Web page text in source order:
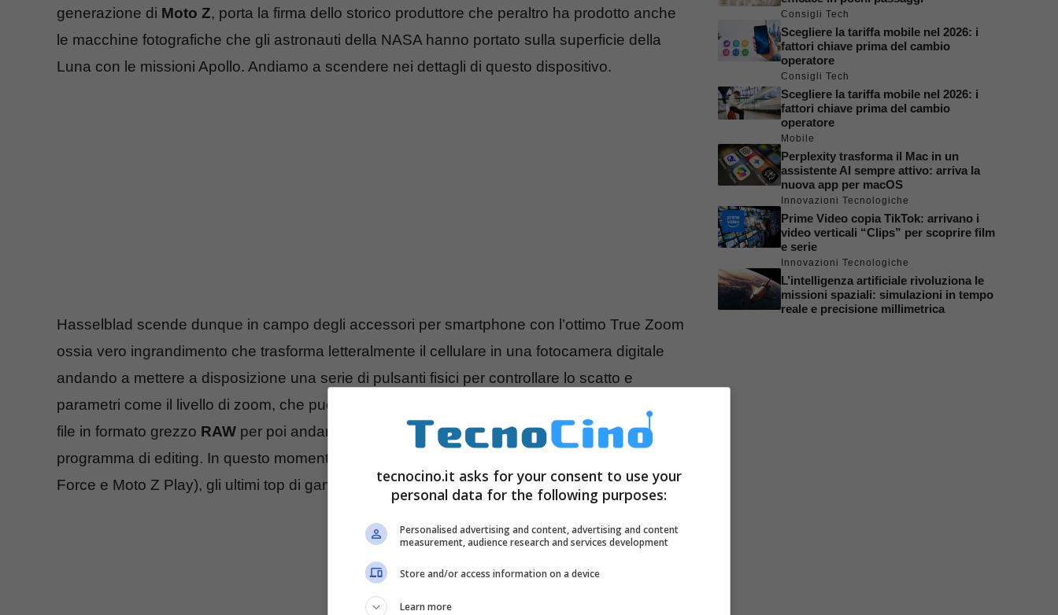
generazione di Moto Z, porta la firma dello storico produttore che peraltro ha prodotto anche
le macchine fotografiche che gli astronauti della NASA hanno portato sulla superficie della
Luna con le missioni Apollo. Andiamo a scendere nei dettagli di questo dispositivo.
Hasselblad scende dunque in campo degli accessori per smartphone con l’ottimo True Zoom
ossia vero ingrandimento che trasforma letteralmente il cellulare in una fotocamera digitale
andando a mettere a disposizione una serie di pulsanti fisici per controllare lo scatto e
parametri come il livello di zoom, che può spingersi fino ai 10x. Sarà inoltre possibile salvare i
file in formato grezzo RAW per poi andarli a gestire e trattare al meglio con un apposito
programma di editing. In questo momento, è compatibile con i Moto Z in lista (Moto Z, Moto Z
Force e Moto Z Play), gli ultimi top di gamma ufficializzati da Lenovo.
Consigli Tech
Scegliere la tariffa mobile nel 2026: i
fattori chiave prima del cambio
operatore
Consigli Tech
Scegliere la tariffa mobile nel 2026: i
fattori chiave prima del cambio
operatore
Mobile
Perplexity trasforma il Mac in un
assistente AI sempre attivo: arriva la
nuova app per macOS
Innovazioni Tecnologiche
Prime Video copia TikTok: arrivano i
video verticali “Clips” per scoprire film
e serie
Innovazioni Tecnologiche
L’intelligenza artificiale rivoluziona le
missioni spaziali: simulazioni in tempo
reale e precisione millimetrica
tecnocino.it asks for your consent to use your
personal data for the following purposes:
Personalised advertising and content, advertising and content
measurement, audience research and services development
Store and/or access information on a device
Learn more